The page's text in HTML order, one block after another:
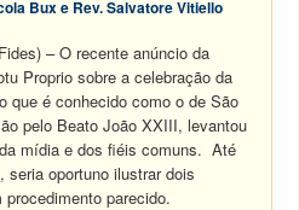
Bux e Rev. Salvatore Vitiello
– O recente anúncio da
Proprio sobre a celebração da
que é conhecido como o de São
pelo Beato João XXIII, levantou
mídia e dos fiéis comuns. Até
seria oportuno ilustrar dois
parecido.